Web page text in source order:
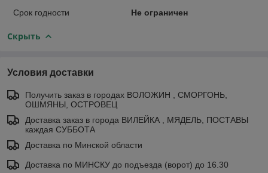
Срок годности
Не ограничен
Скрыть
Условия доставки
Получить заказ в городах ВОЛОЖИН , СМОРГОНЬ,
ОШМЯНЫ, ОСТРОВЕЦ
Доставка заказ в города ВИЛЕЙКА , МЯДЕЛЬ, ПОСТАВЫ
каждая СУББОТА
Доставка по Минской области
Доставка по МИНСКУ до подъезда (ворот) до 16.30